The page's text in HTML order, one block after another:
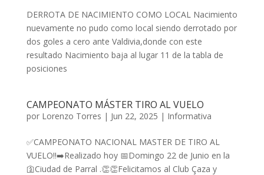
DERROTA DE NACIMIENTO COMO LOCAL Nacimiento
nuevamente no pudo como local siendo derrotado por
dos goles a cero ante Valdivia,donde con este
resultado Nacimiento baja al lugar 11 de la tabla de
posiciones
CAMPEONATO MÁSTER TIRO AL VUELO
por Lorenzo Torres | Jun 22, 2025 | Informativa
✅️CAMPEONATO NACIONAL MASTER DE TIRO AL
VUELO‼️➡️Realizado hoy 📅Domingo 22 de Junio en la
🛐Ciudad de Parral .👏👏Felicitamos al Club Çaza y